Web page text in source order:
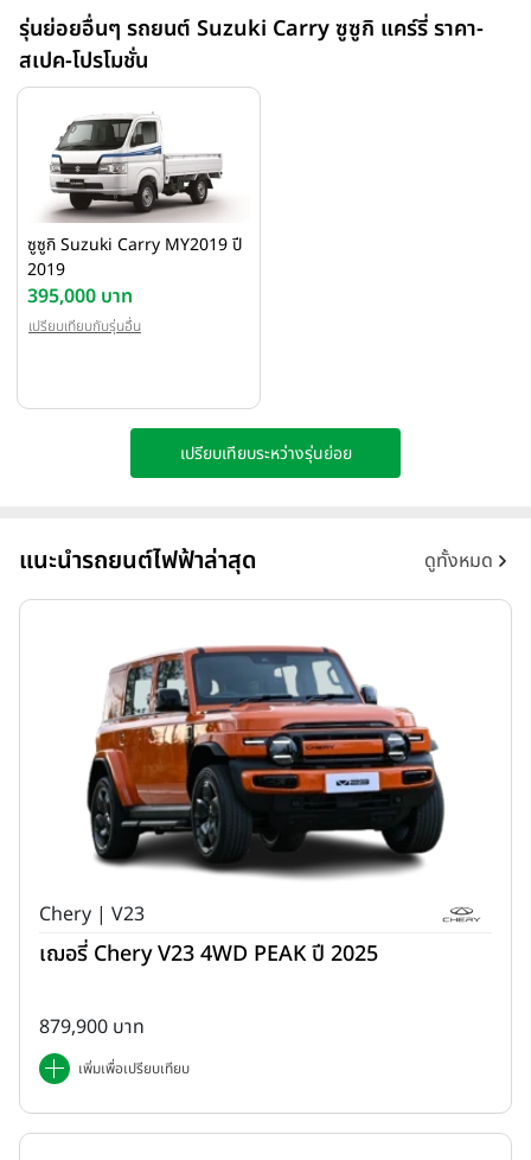
รุ่นย่อยอื่นๆ รถยนต์ Suzuki Carry ซูซูกิ แคร์รี่ ราคา-
สเปค-โปรโมชั่น
ซูซูกิ Suzuki Carry MY2019 ปี
2019
395,000 บาท
เปรียบเทียบกับรุ่นอื่น
เปรียบเทียบระหว่างรุ่นย่อย
แนะนำรถยนต์ไฟฟ้าล่าสุด ดูทั้งหมด
Chery | V23
เฌอรี่ Chery V23 4WD PEAK ปี 2025
879,900 บาท
เพิ่มเพื่อเปรียบเทียบ